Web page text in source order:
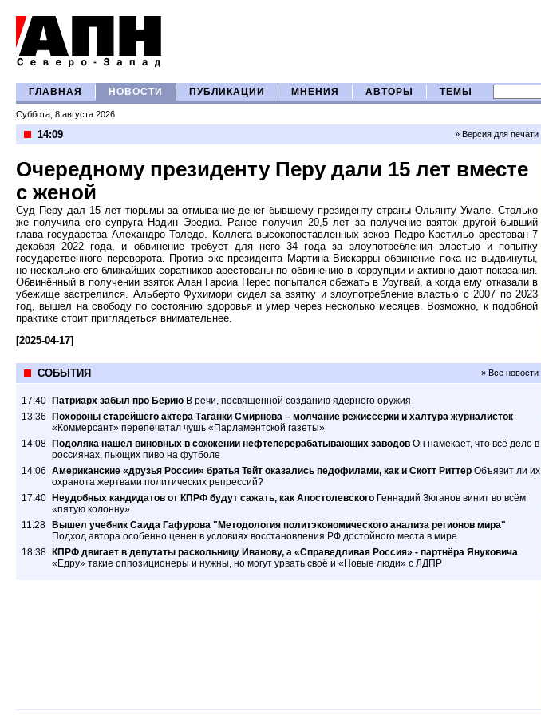
ГЛАВНАЯ НОВОСТИ ПУБЛИКАЦИИ МНЕНИЯ АВТОРЫ ТЕМЫ
Суббота, 8 августа 2026
14:09 » Версия для печати
Очередному президенту Перу дали 15 лет вместе
с женой
Суд Перу дал 15 лет тюрьмы за отмывание денег бывшему президенту страны Ольянту Умале. Столько
же получила его супруга Надин Эредиа. Ранее получил 20,5 лет за получение взяток другой бывший
глава государства Алехандро Толедо. Коллега высокопоставленных зеков Педро Кастильо арестован 7
декабря 2022 года, и обвинение требует для него 34 года за злоупотребления властью и попытку
государственного переворота. Против экс-президента Мартина Вискарры обвинение пока не выдвинуты,
но несколько его ближайших соратников арестованы по обвинению в коррупции и активно дают показания.
Обвинённый в получении взяток Алан Гарсиа Перес попытался сбежать в Уругвай, а когда ему отказали в
убежище застрелился. Альберто Фухимори сидел за взятку и злоупотребление властью с 2007 по 2023
год, вышел на свободу по состоянию здоровья и умер через несколько месяцев. Возможно, к подобной
практике стоит приглядеться внимательнее.
[2025-04-17]
СОБЫТИЯ » Все новости
17:40 Патриарх забыл про Берию В речи, посвященной созданию ядерного оружия
13:36 Похороны старейшего актёра Таганки Смирнова – молчание режиссёрки и халтура журналисток
«Коммерсант» перепечатал чушь «Парламентской газеты»
14:08 Подоляка нашёл виновных в сожжении нефтеперерабатывающих заводов Он намекает, что всё дело в
россиянах, пьющих пиво на футболе
14:06 Американские «друзья России» братья Тейт оказались педофилами, как и Скотт Риттер Объявит ли их
охранота жертвами политических репрессий?
17:40 Неудобных кандидатов от КПРФ будут сажать, как Апостолевского Геннадий Зюганов винит во всём
«пятую колонну»
11:28 Вышел учебник Саида Гафурова "Методология политэкономического анализа регионов мира"
Подход автора особенно ценен в условиях восстановления РФ достойного места в мире
18:38 КПРФ двигает в депутаты раскольницу Иванову, а «Справедливая Россия» - партнёра Януковича
«Едру» такие оппозиционеры и нужны, но могут урвать своё и «Новые люди» с ЛДПР